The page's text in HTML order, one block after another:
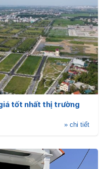
tốt nhất thị trường
» chi tiết